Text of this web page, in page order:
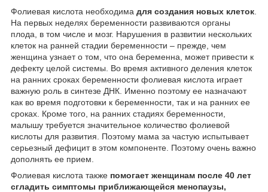
Фолиевая кислота необходима для создания новых клеток
На первых неделях беременности развиваются органы
плода, в том числе и мозг. Нарушения в развитии нескольких
клеток на ранней стадии беременности – прежде, чем
женщина узнает о том, что она беременна, может привести к
дефекту целой системы. Во время активного деления клеток
на ранних сроках беременности фолиевая кислота играет
важную роль в синтезе ДНК. Именно поэтому ее назначают
как во время подготовки к беременности, так и на ранних ее
сроках. Кроме того, на ранних стадиях беременности,
малышу требуется значительное количество фолиевой
кислоты для развития. Поэтому мама за частую испытывает
серьезный дефицит в этом компоненте. Поэтому очень важно
дополнять ее прием.
Фолиевая кислота также помогает женщинам после 40 лет
сгладить симптомы приближающейся менопаузы,